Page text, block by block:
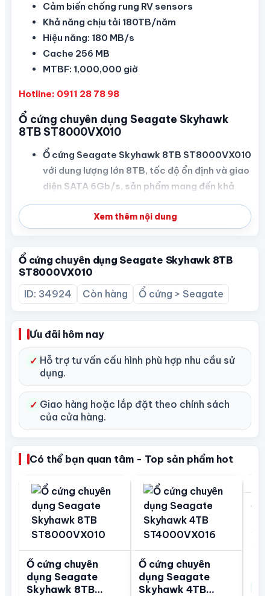
Cảm biến chống rung RV sensors
Khả năng chịu tải 180TB/năm
Hiệu năng: 180 MB/s
Cache 256 MB
MTBF: 1,000,000 giờ
Hotline: 0911 28 78 98
Ổ cứng chuyên dụng Seagate Skyhawk
8TB ST8000VX010
Ổ cứng Seagate Skyhawk 8TB ST8000VX010
với dung lượng lớn 8TB, tốc độ ổn định và giao
diện SATA 6Gb/s, sản phẩm mang đến khả
năng lưu trữ dữ liệu liên tục, phù hợp cho các
hệ thống giám sát 24/7.
SATA 6Gb/s đảm bảo truyền tải dữ liệu nhanh,
ổn định. Kiểu ổ cứng thể rắn, form factor 3.5″
trữ chuyên dụng.
Với firmware ImagePerfect ™, ổ cứng
Seagate Skyhawk giúp giảm thiểu thời gian
chết. Bỏ khung hình, đồng thời xử lý công việc
nhanh hơn 3 lần so với ổ cứng máy tính để bàn.
Và hỗ trợ lên đến 64 camera full HD.
Thông số kỹ thuật của Seagate Skyhawk
8TB ST8000VX010
Dung lượng: 8TB.
Kích thước: 3.5 inch.
Chuẩn giao tiếp: SATA3 6Gb/s.
Tốc độ vòng quay: 5400rpm.
Bộ nhớ Cache: 256MB.
Cung cấp đồng thời 64 luồng dữ liệu HD.
Hoạt động liên tục 24×7 trên các thiết bị DVR.
năng
Giải pháp lưu trữ Video cho hệ thống camera
quan sát chuyên nghiệp.
Xem thêm nội dung
Ổ cứng chuyên dụng Seagate Skyhawk 8TB
ST8000VX010
ID: 34924
Còn hàng Ổ cứng > Seagate
Ưu đãi hôm nay
✓ Hỗ trợ tư vấn cấu hình phù hợp nhu cầu sử
dụng.
✓ Giao hàng hoặc lắp đặt theo chính sách
của cửa hàng.
Có thể bạn quan tâm - Top sản phẩm hot
Ổ cứng chuyên
dụng Seagate
Skyhawk 8TB
Ổ cứng chuyên
dụng Seagate
Skyhawk 4TB
Ổ